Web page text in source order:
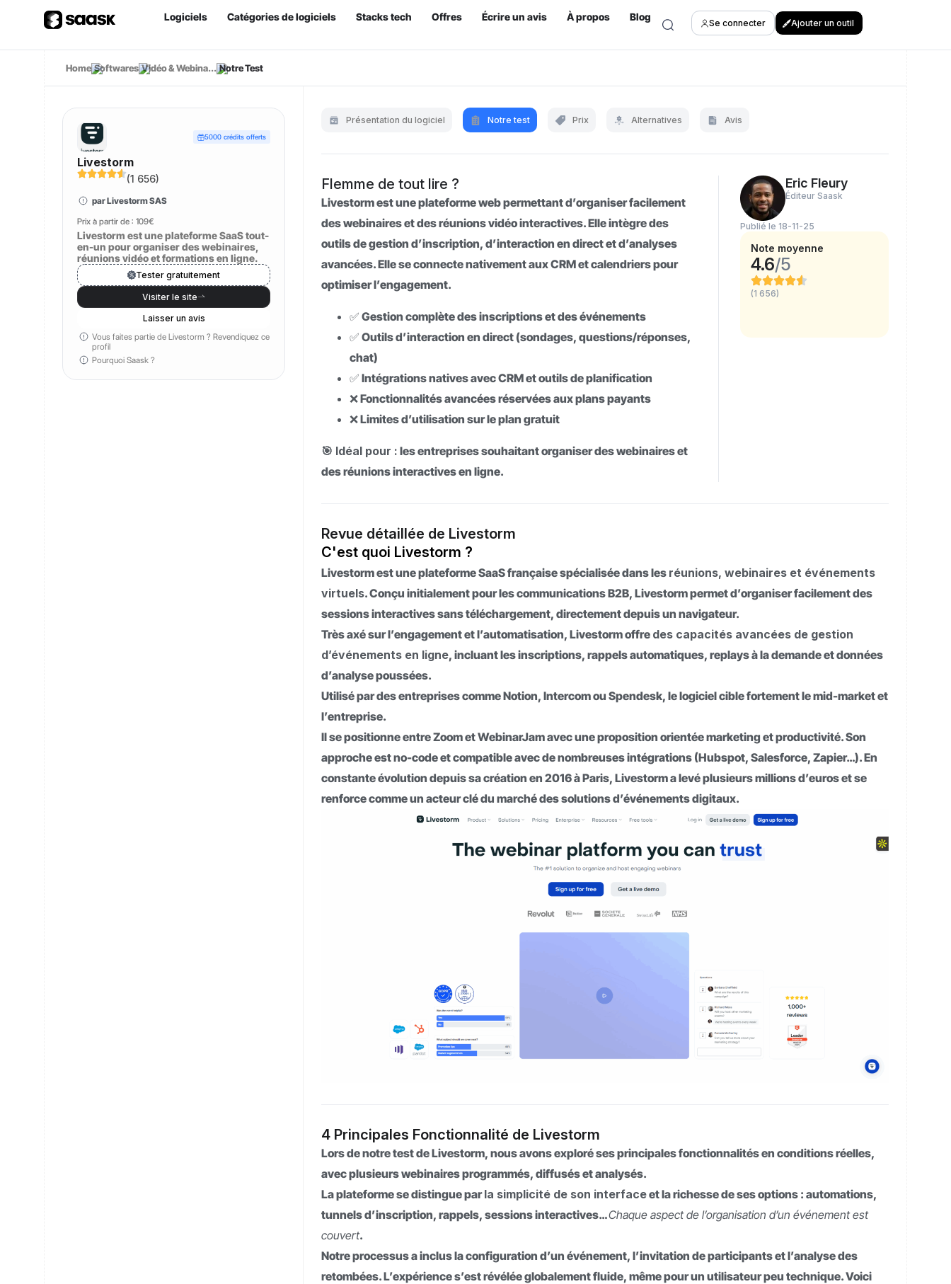
Logiciels Catégories de logiciels Stacks tech Offres Écrire un avis À propos Blog
Se connecter Ajouter un outil
Home Softwares Vidéo & Webina... Notre Test
5000 crédits offerts
Livestorm
(1 656)
par Livestorm SAS
Prix à partir de : 109€
Livestorm est une plateforme SaaS tout-
en-un pour organiser des webinaires,
réunions vidéo et formations en ligne.
Tester gratuitement
Visiter le site
Laisser un avis
Vous faites partie de Livestorm ?Revendiquez ce
profil
Pourquoi Saask ?
Présentation du logiciel Notre test Prix Alternatives Avis
Flemme de tout lire ?
Livestorm est une plateforme web permettant d’organiser facilement
des webinaires et des réunions vidéo interactives. Elle intègre des
outils de gestion d’inscription, d’interaction en direct et d’analyses
avancées. Elle se connecte nativement aux CRM et calendriers pour
optimiser l’engagement.
✅ Gestion complète des inscriptions et des événements
✅ Outils d’interaction en direct (sondages, questions/réponses,
chat)
✅ Intégrations natives avec CRM et outils de planification
❌ Fonctionnalités avancées réservées aux plans payants
❌ Limites d’utilisation sur le plan gratuit
🎯 Idéal pour : les entreprises souhaitant organiser des webinaires et
des réunions interactives en ligne.
Eric Fleury
Éditeur Saask
Publié le 18-11-25
Note moyenne
4.6/5
(1 656)
Revue détaillée de Livestorm
C'est quoi Livestorm ?
Livestorm est une plateforme SaaS française spécialisée dans les réunions, webinaires et événements
virtuels. Conçu initialement pour les communications B2B, Livestorm permet d’organiser facilement des
sessions interactives sans téléchargement, directement depuis un navigateur.
Très axé sur l’engagement et l’automatisation, Livestorm offre des capacités avancées de gestion
d’événements en ligne, incluant les inscriptions, rappels automatiques, replays à la demande et données
d’analyse poussées.
Utilisé par des entreprises comme Notion, Intercom ou Spendesk, le logiciel cible fortement le mid-market et
l’entreprise.
Il se positionne entre Zoom et WebinarJam avec une proposition orientée marketing et productivité. Son
approche est no-code et compatible avec de nombreuses intégrations (Hubspot, Salesforce, Zapier…). En
constante évolution depuis sa création en 2016 à Paris, Livestorm a levé plusieurs millions d’euros et se
renforce comme un acteur clé du marché des solutions d’événements digitaux.
4 Principales Fonctionnalité de Livestorm
Lors de notre test de Livestorm, nous avons exploré ses principales fonctionnalités en conditions réelles,
avec plusieurs webinaires programmés, diffusés et analysés.
La plateforme se distingue parla simplicité de son interfaceet la richesse de ses options : automations,
tunnels d’inscription, rappels, sessions interactives…Chaque aspect de l’organisation d’un événement est
couvert.
Notre processus a inclus la configuration d’un événement, l’invitation de participants et l’analyse des
retombées. L’expérience s’est révélée globalement fluide, même pour un utilisateur peu technique. Voici